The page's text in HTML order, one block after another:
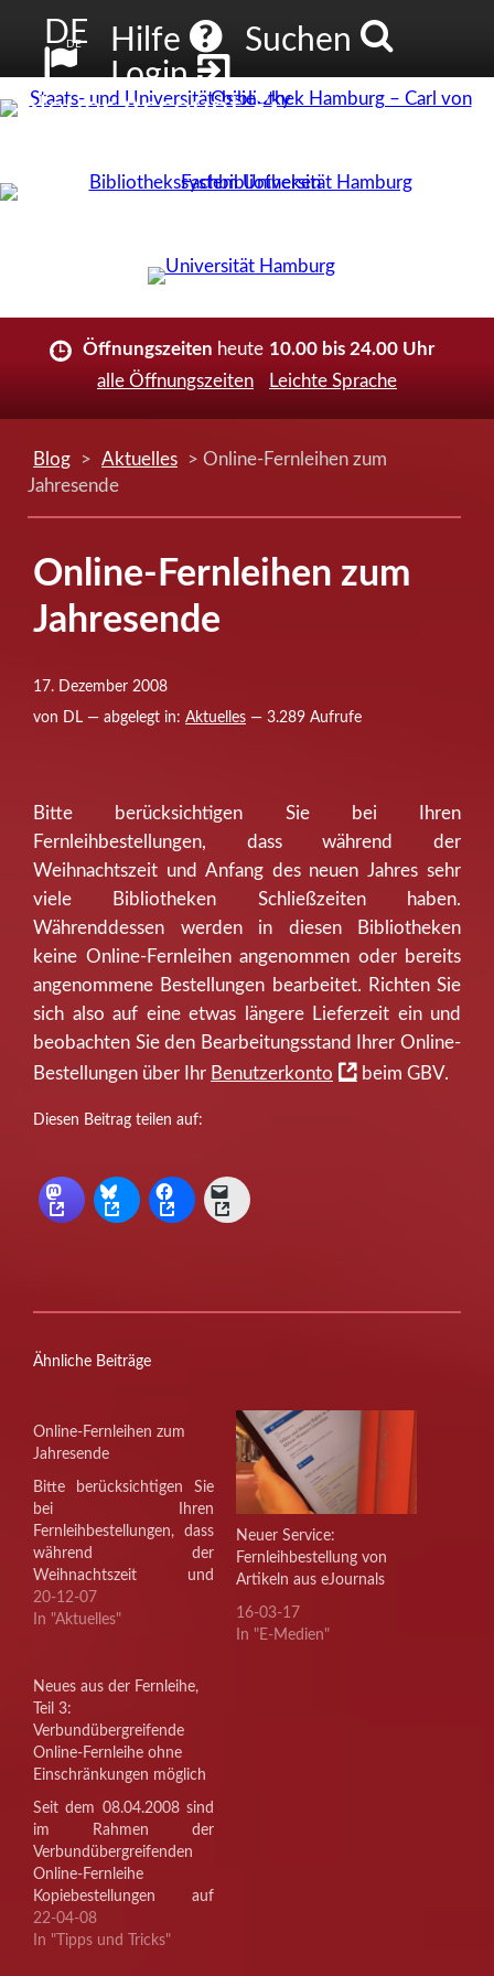
DE
DE Hilfe
Suchen
Login
Neuer Account
Öffnungszeiten heute 10.00 bis 24.00 Uhr
alle Öffnungszeiten
Leichte Sprache
Blog > Aktuelles
> Online-Fernleihen zum
Jahresende
Online-Fernleihen zum
Jahresende
17. Dezember 2008
von DL — abgelegt in: Aktuelles — 3.289 Aufrufe
Bitte berücksichtigen Sie bei Ihren
Fernleihbestellungen, dass während der
Weihnachtszeit und Anfang des neuen Jahres sehr
viele Bibliotheken Schließzeiten haben.
Währenddessen werden in diesen Bibliotheken
keine Online-Fernleihen angenommen oder bereits
angenommene Bestellungen bearbeitet. Richten Sie
sich also auf eine etwas längere Lieferzeit ein und
beobachten Sie den Bearbeitungsstand Ihrer Online-
Bestellungen über Ihr Benutzerkonto beim GBV.
Diesen Beitrag teilen auf:
Ähnliche Beiträge
Online-Fernleihen zum
Jahresende
Bitte berücksichtigen Sie
bei Ihren
Fernleihbestellungen, dass
während der
Weihnachtszeit und
Anfang des neuen Jahres
einige Bibliotheken
werden in diesen
Bibliotheken keine Online-
Fernleihen angenommen
oder bereits
angenommene
Lieferzeit ein und
Bearbeitungsstand Ihrer
20-12-07
In "Aktuelles"
Neuer Service:
Fernleihbestellung von
Artikeln aus eJournals
16-03-17
In "E-Medien"
Neues aus der Fernleihe,
Teil 3:
Verbundübergreifende
Online-Fernleihe ohne
Einschränkungen möglich
Seit dem 08.04.2008 sind
im Rahmen der
Verbundübergreifenden
Online-Fernleihe
Kopiebestellungen auf
Zeitschriftenaufsätze nun
auch aus dem KOBV
22-04-08
In "Tipps und Tricks"